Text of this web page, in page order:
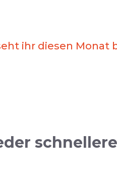
ihr diesen Monat
schnellere